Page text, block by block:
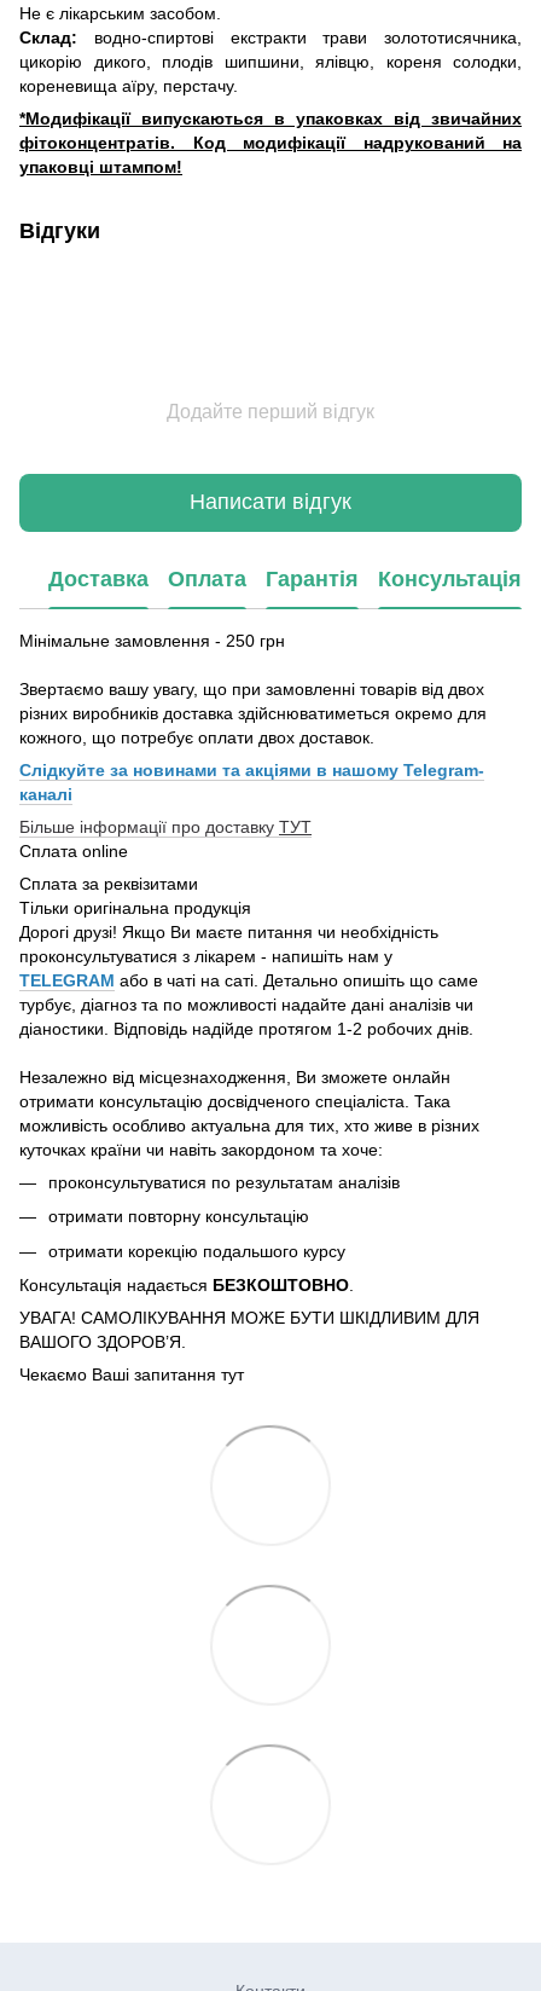
Не є лікарським засобом.
Склад: водно-спиртові екстракти трави золототисячника,
цикорію дикого, плодів шипшини, ялівцю, кореня солодки,
кореневища аїру, перстачу.
*Модифікації випускаються в упаковках від звичайних
фітоконцентратів. Код модифікації надрукований на
упаковці штампом!
Відгуки
Додайте перший відгук
Написати відгук
Доставка Оплата Гарантія Консультація
Мінімальне замовлення - 250 грн
Звертаємо вашу увагу, що при замовленні товарів від двох
різних виробників доставка здійснюватиметься окремо для
кожного, що потребує оплати двох доставок.
Слідкуйте за новинами та акціями в нашому Telegram-
каналі
Більше інформації про доставку ТУТ
Сплата online
Сплата за реквізитами
Тільки оригінальна продукція
Дорогі друзі! Якщо Ви маєте питання чи необхідність
проконсультуватися з лікарем - напишіть нам у
TELEGRAM або в чаті на саті. Детально опишіть що саме
турбує, діагноз та по можливості надайте дані аналізів чи
діаностики. Відповідь надійде протягом 1-2 робочих днів.
Незалежно від місцезнаходження, Ви зможете онлайн
отримати консультацію досвідченого спеціаліста. Така
можливість особливо актуальна для тих, хто живе в різних
куточках країни чи навіть закордоном та хоче:
проконсультуватися по результатам аналізів
отримати повторну консультацію
отримати корекцію подальшого курсу
Консультація надається БЕЗКОШТОВНО
УВАГА! САМОЛІКУВАННЯ МОЖЕ БУТИ ШКІДЛИВИМ ДЛЯ
ВАШОГО ЗДОРОВ’Я.
Чекаємо Ваші запитання тут